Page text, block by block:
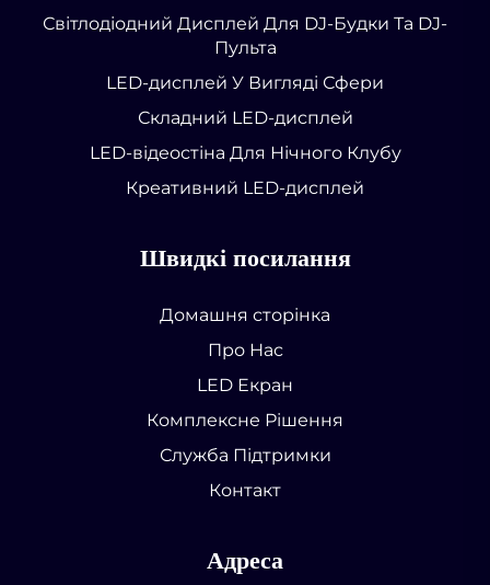
Світлодіодний Дисплей Для DJ-Будки Та DJ-
Пульта
LED-дисплей У Вигляді Сфери
Складний LED-дисплей
LED-відеостіна Для Нічного Клубу
Креативний LED-дисплей
Швидкі посилання
Домашня сторінка
Про Нас
LED Екран
Комплексне Рішення
Служба Підтримки
Контакт
Адреса